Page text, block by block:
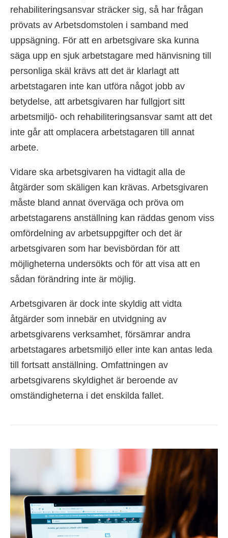
rehabiliteringsansvar sträcker sig, så har frågan
prövats av Arbetsdomstolen i samband med
uppsägning. För att en arbetsgivare ska kunna
säga upp en sjuk arbetstagare med hänvisning till
personliga skäl krävs att det är klarlagt att
arbetstagaren inte kan utföra något jobb av
betydelse, att arbetsgivaren har fullgjort sitt
arbetsmiljö- och rehabiliteringsansvar samt att det
inte går att omplacera arbetstagaren till annat
arbete.
Vidare ska arbetsgivaren ha vidtagit alla de
åtgärder som skäligen kan krävas. Arbetsgivaren
måste bland annat överväga och pröva om
arbetstagarens anställning kan räddas genom viss
omfördelning av arbetsuppgifter och det är
arbetsgivaren som har bevisbördan för att
möjligheterna undersökts och för att visa att en
sådan förändring inte är möjlig.
Arbetsgivaren är dock inte skyldig att vidta
åtgärder som innebär en utvidgning av
arbetsgivarens verksamhet, försämrar andra
arbetstagares arbetsmiljö eller inte kan antas leda
till fortsatt anställning. Omfattningen av
arbetsgivarens skyldighet är beroende av
omständigheterna i det enskilda fallet.